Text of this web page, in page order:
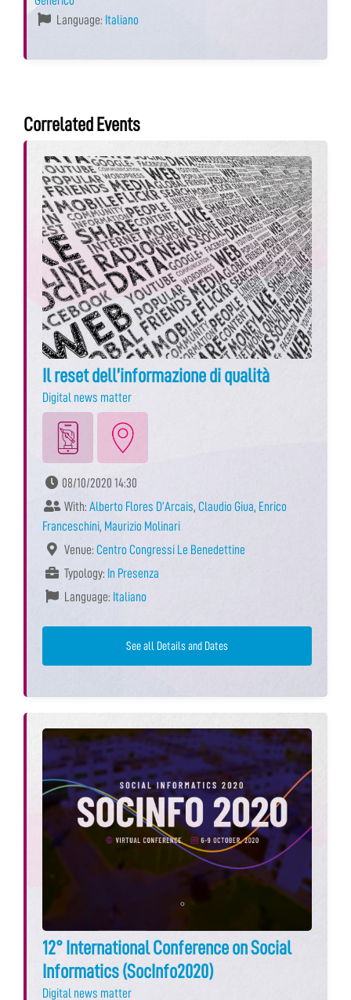
Language: Italiano
Correlated Events
Il reset dell’informazione di qualità
Digital news matter
08/10/2020 14:30
With: Alberto Flores D’Arcais, Claudio Giua, Enrico
Franceschini, Maurizio Molinari
Venue: Centro Congressi Le Benedettine
Typology: In Presenza
Language: Italiano
See all Details and Dates
12° International Conference on Social
Informatics (SocInfo2020)
Digital news matter